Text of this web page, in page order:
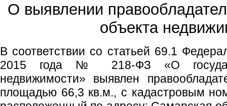
О выявлении
объекта
В соответствии со статьей 69.1
2015 года № 218-ФЗ «О
недвижимости» выявлен
площадью 66,3 кв.м., с кадастровым